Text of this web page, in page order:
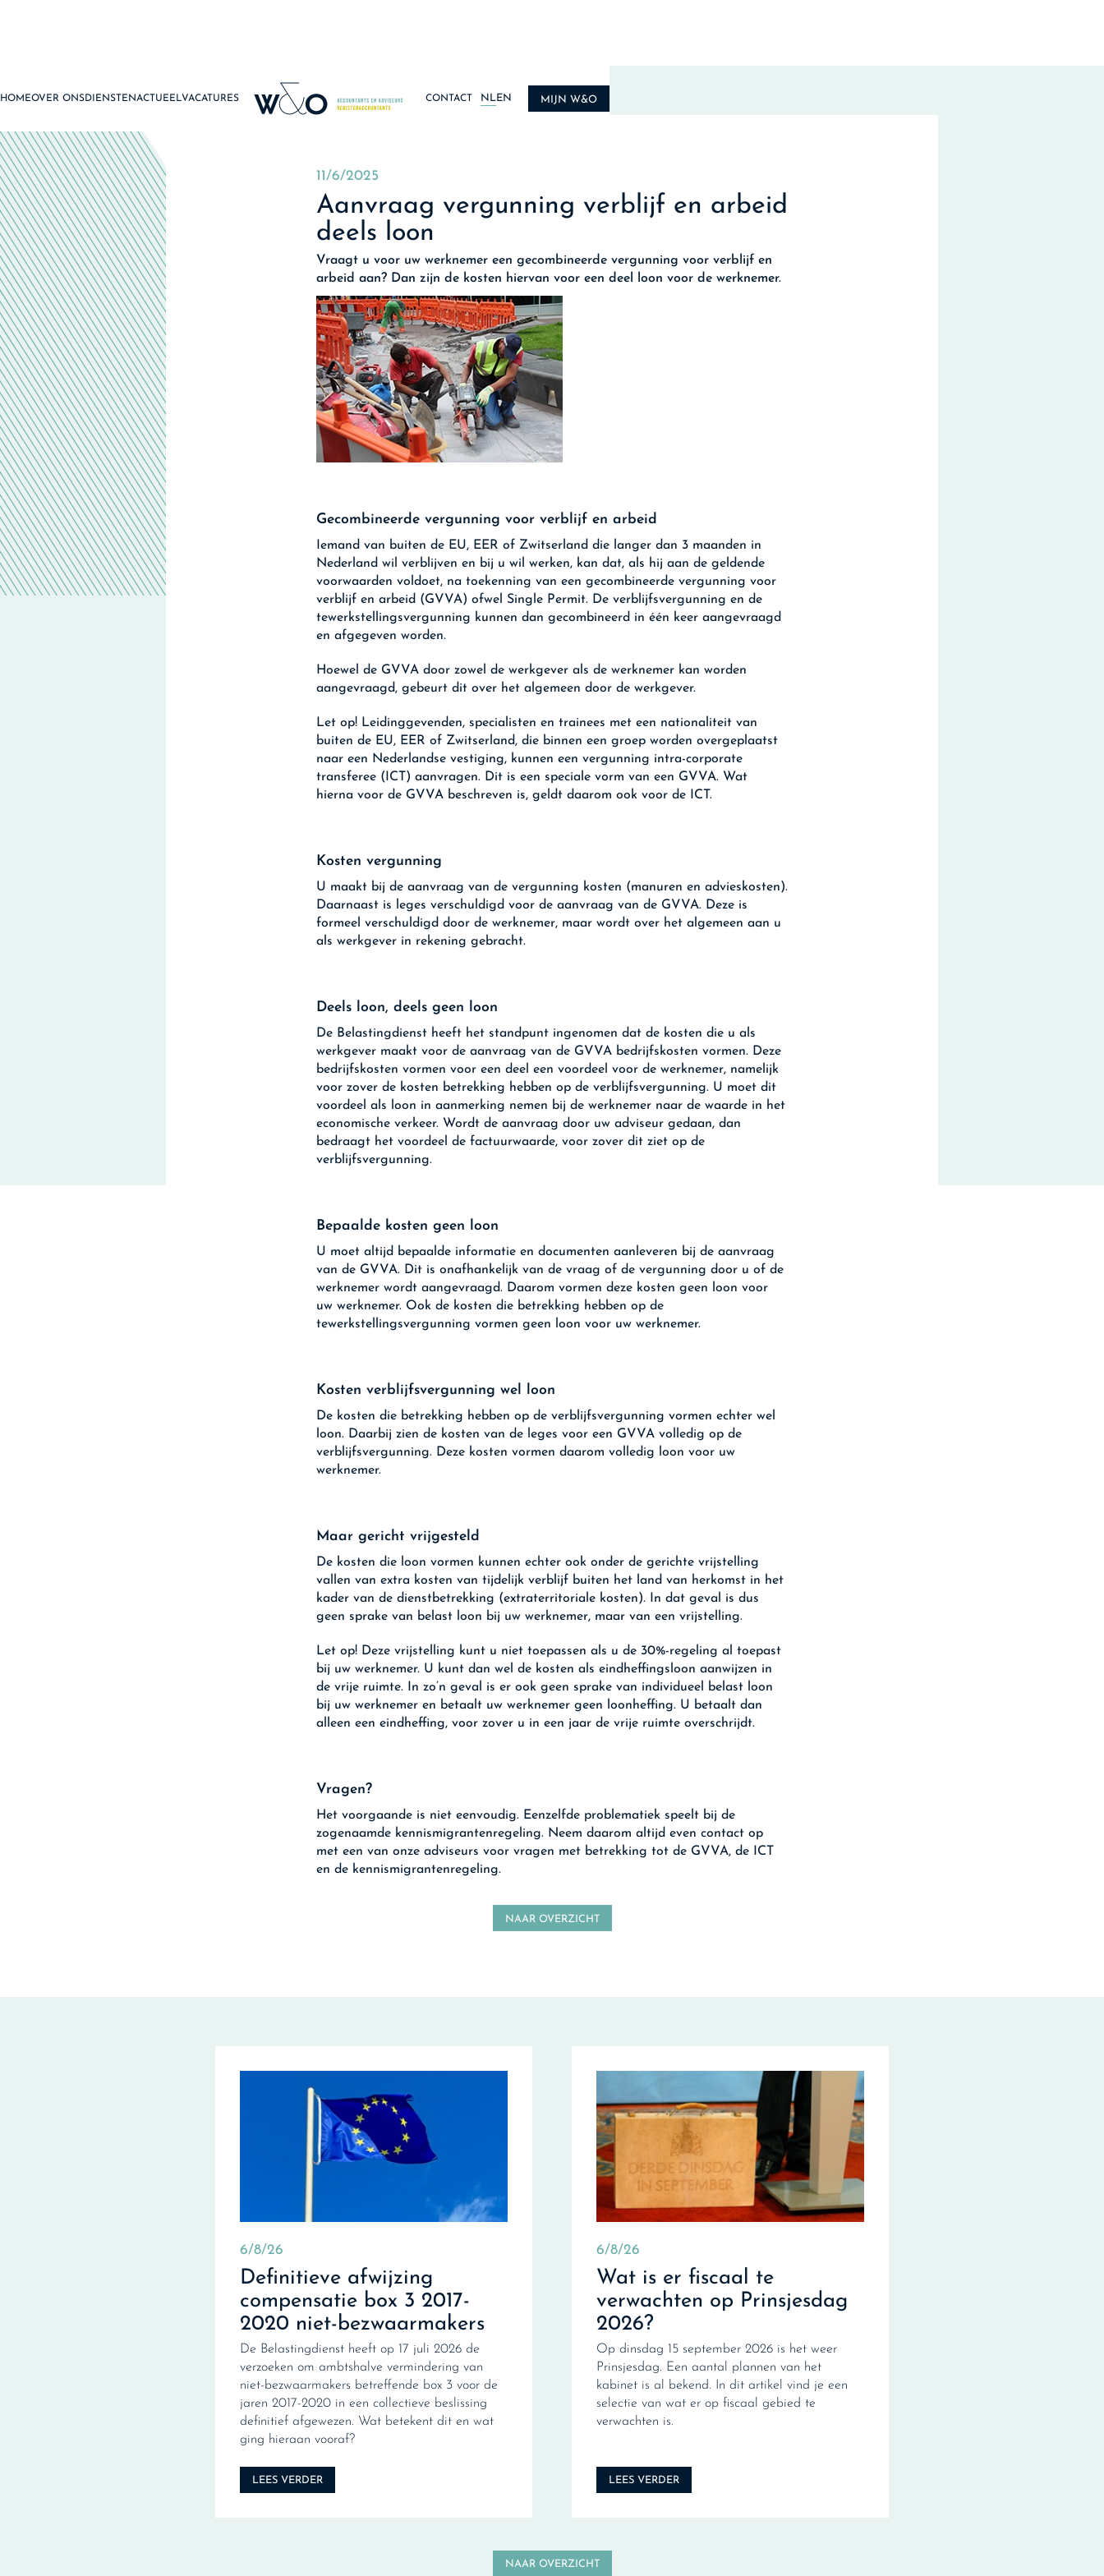
HOMEOVER ONSDIENSTENACTUEELVACATURES CONTACT NL EN MIJN W&O
11/6/2025
Aanvraag vergunning verblijf en arbeid
deels loon
Vraagt u voor uw werknemer een gecombineerde vergunning voor verblijf en
arbeid aan? Dan zijn de kosten hiervan voor een deel loon voor de werknemer.
Gecombineerde vergunning voor verblijf en arbeid
Iemand van buiten de EU, EER of Zwitserland die langer dan 3 maanden in
Nederland wil verblijven en bij u wil werken, kan dat, als hij aan de geldende
voorwaarden voldoet, na toekenning van een gecombineerde vergunning voor
verblijf en arbeid (GVVA) ofwel Single Permit. De verblijfsvergunning en de
tewerkstellingsvergunning kunnen dan gecombineerd in één keer aangevraagd
en afgegeven worden.
Hoewel de GVVA door zowel de werkgever als de werknemer kan worden
aangevraagd, gebeurt dit over het algemeen door de werkgever.
Let op! Leidinggevenden, specialisten en trainees met een nationaliteit van
buiten de EU, EER of Zwitserland, die binnen een groep worden overgeplaatst
naar een Nederlandse vestiging, kunnen een vergunning intra-corporate
transferee (ICT) aanvragen. Dit is een speciale vorm van een GVVA. Wat
hierna voor de GVVA beschreven is, geldt daarom ook voor de ICT.
Kosten vergunning
U maakt bij de aanvraag van de vergunning kosten (manuren en advieskosten).
Daarnaast is leges verschuldigd voor de aanvraag van de GVVA. Deze is
formeel verschuldigd door de werknemer, maar wordt over het algemeen aan u
als werkgever in rekening gebracht.
Deels loon, deels geen loon
De Belastingdienst heeft het standpunt ingenomen dat de kosten die u als
werkgever maakt voor de aanvraag van de GVVA bedrijfskosten vormen. Deze
bedrijfskosten vormen voor een deel een voordeel voor de werknemer, namelijk
voor zover de kosten betrekking hebben op de verblijfsvergunning. U moet dit
voordeel als loon in aanmerking nemen bij de werknemer naar de waarde in het
economische verkeer. Wordt de aanvraag door uw adviseur gedaan, dan
bedraagt het voordeel de factuurwaarde, voor zover dit ziet op de
verblijfsvergunning.
Bepaalde kosten geen loon
U moet altijd bepaalde informatie en documenten aanleveren bij de aanvraag
van de GVVA. Dit is onafhankelijk van de vraag of de vergunning door u of de
werknemer wordt aangevraagd. Daarom vormen deze kosten geen loon voor
uw werknemer. Ook de kosten die betrekking hebben op de
tewerkstellingsvergunning vormen geen loon voor uw werknemer.
Kosten verblijfsvergunning wel loon
De kosten die betrekking hebben op de verblijfsvergunning vormen echter wel
loon. Daarbij zien de kosten van de leges voor een GVVA volledig op de
verblijfsvergunning. Deze kosten vormen daarom volledig loon voor uw
werknemer.
Maar gericht vrijgesteld
De kosten die loon vormen kunnen echter ook onder de gerichte vrijstelling
vallen van extra kosten van tijdelijk verblijf buiten het land van herkomst in het
kader van de dienstbetrekking (extraterritoriale kosten). In dat geval is dus
geen sprake van belast loon bij uw werknemer, maar van een vrijstelling.
Let op! Deze vrijstelling kunt u niet toepassen als u de 30%-regeling al toepast
bij uw werknemer. U kunt dan wel de kosten als eindheffingsloon aanwijzen in
de vrije ruimte. In zo’n geval is er ook geen sprake van individueel belast loon
bij uw werknemer en betaalt uw werknemer geen loonheffing. U betaalt dan
alleen een eindheffing, voor zover u in een jaar de vrije ruimte overschrijdt.
Vragen?
Het voorgaande is niet eenvoudig. Eenzelfde problematiek speelt bij de
zogenaamde kennismigrantenregeling. Neem daarom altijd even contact op
met een van onze adviseurs voor vragen met betrekking tot de GVVA, de ICT
en de kennismigrantenregeling.
NAAR OVERZICHT
6/8/26
Definitieve afwijzing
compensatie box 3 2017-
2020 niet-bezwaarmakers
De Belastingdienst heeft op 17 juli 2026 de
verzoeken om ambtshalve vermindering van
niet-bezwaarmakers betreffende box 3 voor de
jaren 2017-2020 in een collectieve beslissing
definitief afgewezen. Wat betekent dit en wat
ging hieraan vooraf?
LEES VERDER
6/8/26
Wat is er fiscaal te
verwachten op Prinsjesdag
2026?
Op dinsdag 15 september 2026 is het weer
Prinsjesdag. Een aantal plannen van het
kabinet is al bekend. In dit artikel vind je een
selectie van wat er op fiscaal gebied te
verwachten is.
LEES VERDER
NAAR OVERZICHT